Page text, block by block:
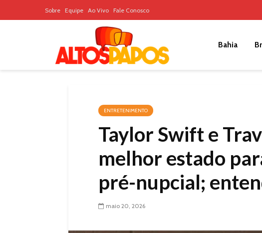
Sobre Equipe Ao Vivo Fale Conosco
Bahia
ENTRETENIMENTO
Taylor Swift e
melhor estado
pré-nupcial;
maio 20, 2026